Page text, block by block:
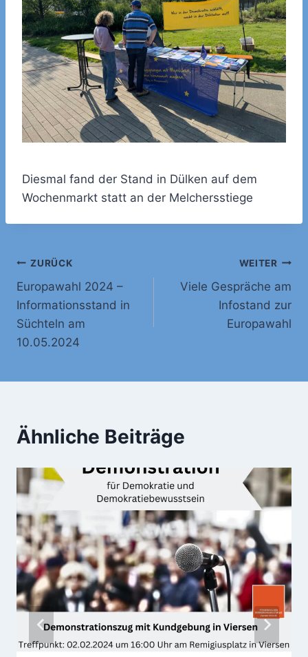
Diesmal fand der Stand in Dülken auf dem
Wochenmarkt statt an der Melchersstiege
Beitrags-
Navigation
ZURÜCK
Europawahl 2024 –
Informationsstand in
Süchteln am
10.05.2024
WEITER
Viele Gespräche am
Infostand zur
Europawahl
Ähnliche Beiträge